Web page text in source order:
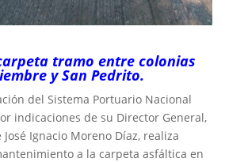
tramo entre colonias
y San Pedrito.
del Sistema Portuario Nacional
indicaciones de su Director General,
Ignacio Moreno Díaz, realiza
a la carpeta asfáltica en